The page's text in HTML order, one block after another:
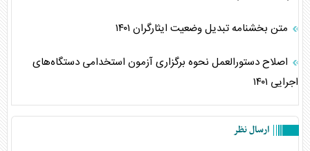
متن بخشنامه تبدیل وضعیت ایثارگران ۱۴۰۱
اصلاح دستورالعمل نحوه برگزاری آزمون استخدامی دستگاه‌های
اجرایی ۱۴۰۱
ارسال نظر